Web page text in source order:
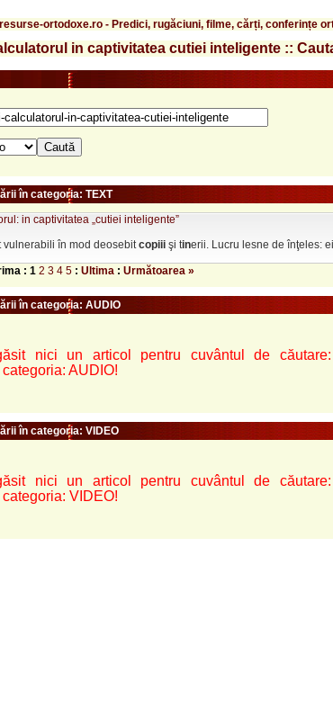
ortodoxe.ro - Predici, rugăciuni, filme, cărți, conferințe
in captivitatea cutiei inteligente ::
în categoria: TEXT
in captivitatea „cutiei inteligente”
vulnerabili în mod deosebitcopiii şi tinerii. Lucru lesne de înţeles:
: 1 2 3 4 5 : Ultima : Următoarea »
în categoria: AUDIO
nici un articol pentru cuvântul de căutare:
AUDIO!
în categoria: VIDEO
nici un articol pentru cuvântul de căutare:
VIDEO!